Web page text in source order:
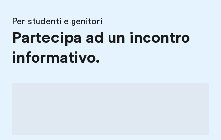
Per studenti e genitori
Partecipa ad un incontro
informativo.